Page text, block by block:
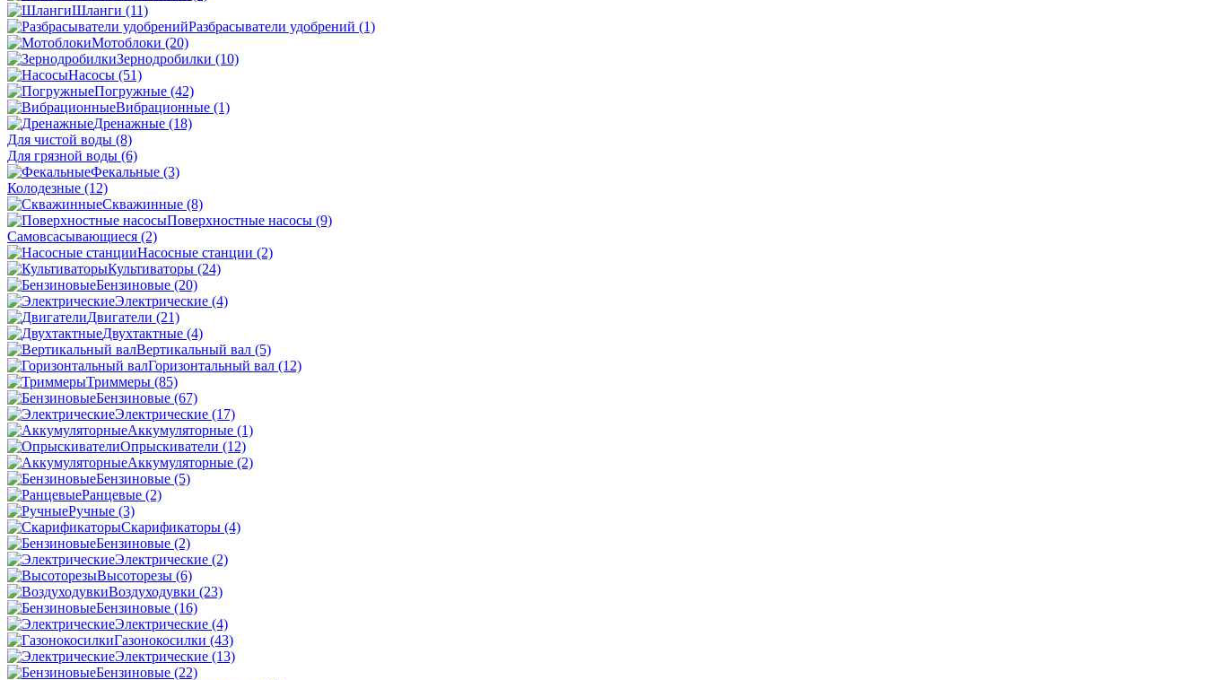
Шланги (11)
Разбрасыватели удобрений (1)
Мотоблоки (20)
Зернодробилки (10)
Насосы (51)
Погружные (42)
Вибрационные (1)
Дренажные (18)
Для чистой воды (8)
Для грязной воды (6)
Фекальные (3)
Колодезные (12)
Скважинные (8)
Поверхностные насосы (9)
Самовсасывающиеся (2)
Насосные станции (2)
Культиваторы (24)
Бензиновые (20)
Электрические (4)
Двигатели (21)
Двухтактные (4)
Вертикальный вал (5)
Горизонтальный вал (12)
Триммеры (85)
Бензиновые (67)
Электрические (17)
Аккумуляторные (1)
Опрыскиватели (12)
Аккумуляторные (2)
Бензиновые (5)
Ранцевые (2)
Ручные (3)
Скарификаторы (4)
Бензиновые (2)
Электрические (2)
Высоторезы (6)
Воздуходувки (23)
Бензиновые (16)
Электрические (4)
Газонокосилки (43)
Электрические (13)
Бензиновые (22)